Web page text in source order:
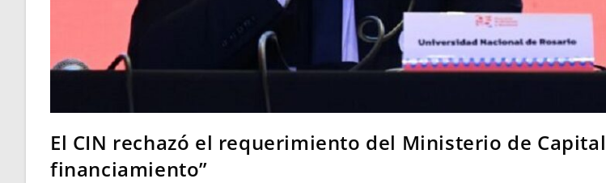
El CIN rechazó el requerimiento del Ministerio de
financiamiento”